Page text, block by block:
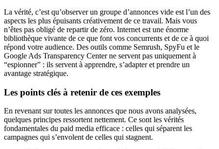
La vérité, c’est qu’observer un groupe d’annonces vide est l’un des
aspects les plus épuisants créativement de ce travail. Mais vous
n’êtes pas obligé de repartir de zéro. Internet est une énorme
bibliothèque vivante de ce que font vos concurrents et de ce à quoi
répond votre audience. Des outils comme Semrush, SpyFu et le
Google Ads Transparency Center ne servent pas uniquement à
“espionner” : ils servent à apprendre, s’adapter et prendre un
avantage stratégique.
Les points clés à retenir de ces exemples
En revenant sur toutes les annonces que nous avons analysées,
quelques principes ressortent nettement. Ce sont les vérités
fondamentales du paid media efficace : celles qui séparent les
campagnes qui s’envolent de celles qui stagnent.